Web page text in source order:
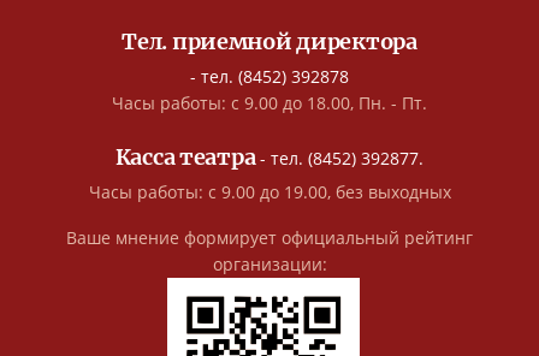
Тел. приемной директора
- тел. (8452) 392878
Часы работы: с 9.00 до 18.00, Пн. - Пт.
Касса театра- тел. (8452) 392877.
Часы работы: с 9.00 до 19.00, без выходных
Ваше мнение формирует официальный рейтинг
организации: